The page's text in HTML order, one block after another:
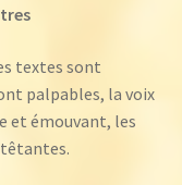
textes sont
palpables, la voix
et émouvant, les